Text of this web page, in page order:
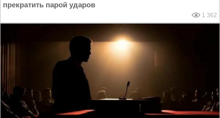
прекратить парой ударов
1 362